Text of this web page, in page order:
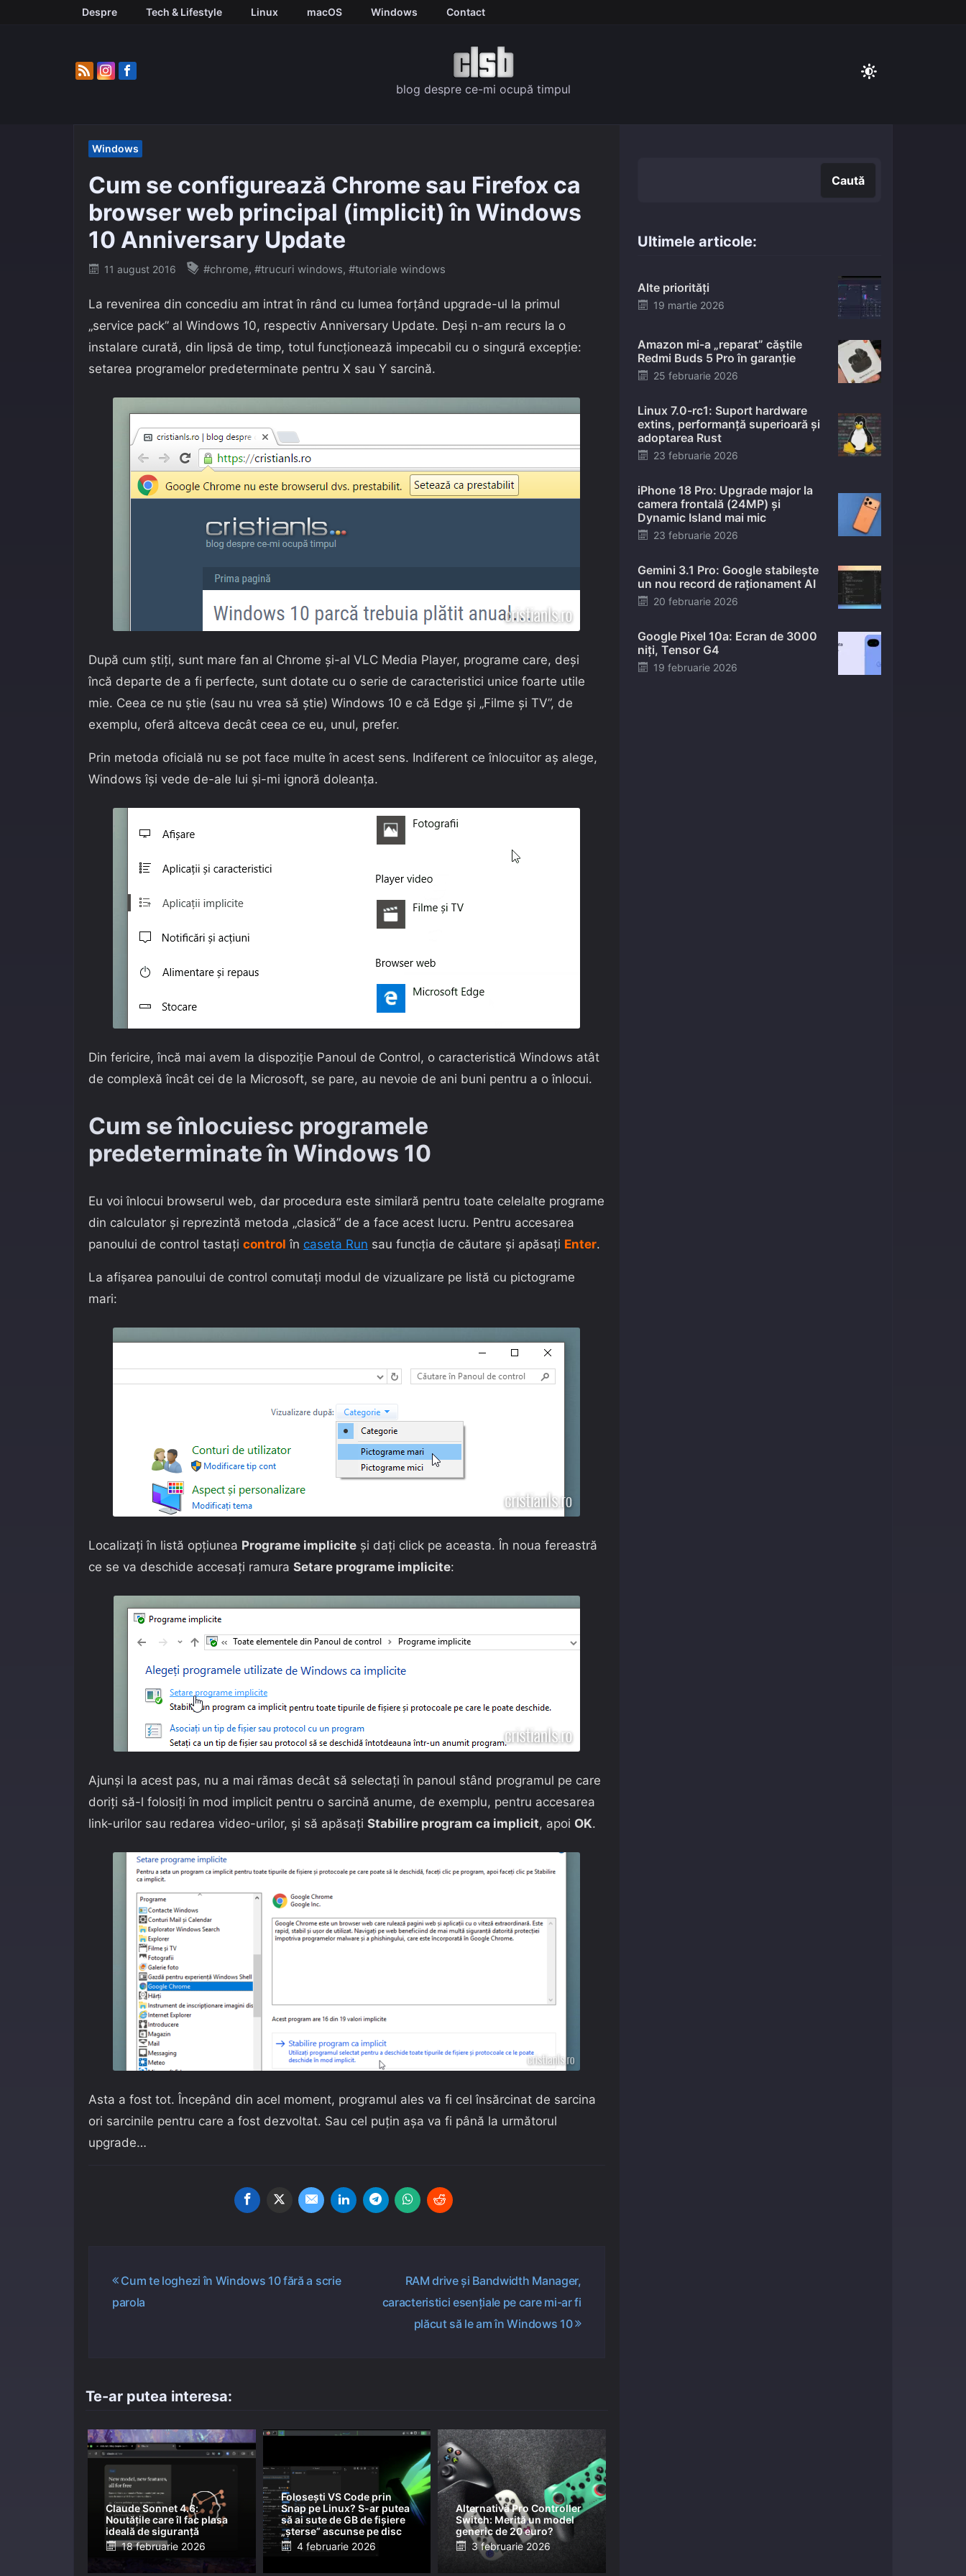
Despre Tech & Lifestyle Linux macOS Windows Contact
blog despre ce-mi ocupă timpul
Windows
Cum se configurează Chrome sau Firefox ca
browser web principal (implicit) în Windows
10 Anniversary Update
Posted
11 august 2016 #chrome, #trucuri windows, #tutoriale windows
La revenirea din concediu am intrat în rând cu lumea forțând upgrade-ul la primul
„service pack” al Windows 10, respectiv Anniversary Update. Deși n-am recurs la o
instalare curată, din lipsă de timp, totul funcționează impecabil cu o singură excepție:
setarea programelor predeterminate pentru X sau Y sarcină.
După cum știți, sunt mare fan al Chrome și-al VLC Media Player, programe care, deși
încă departe de a fi perfecte, sunt dotate cu o serie de caracteristici unice foarte utile
mie. Ceea ce nu știe (sau nu vrea să știe) Windows 10 e că Edge și „Filme și TV”, de
exemplu, oferă altceva decât ceea ce eu, unul, prefer.
Prin metoda oficială nu se pot face multe în acest sens. Indiferent ce înlocuitor aș alege,
Windows își vede de-ale lui și-mi ignoră doleanța.
Din fericire, încă mai avem la dispoziție Panoul de Control, o caracteristică Windows atât
de complexă încât cei de la Microsoft, se pare, au nevoie de ani buni pentru a o înlocui.
Cum se înlocuiesc programele
predeterminate în Windows 10
Eu voi înlocui browserul web, dar procedura este similară pentru toate celelalte programe
din calculator și reprezintă metoda „clasică” de a face acest lucru. Pentru accesarea
panoului de control tastați control în caseta Run sau funcția de căutare și apăsați Enter.
La afișarea panoului de control comutați modul de vizualizare pe listă cu pictograme
mari:
Localizați în listă opțiunea Programe implicite și dați click pe aceasta. În noua fereastră
ce se va deschide accesați ramura Setare programe implicite:
Ajunși la acest pas, nu a mai rămas decât să selectați în panoul stând programul pe care
doriți să-l folosiți în mod implicit pentru o sarcină anume, de exemplu, pentru accesarea
link-urilor sau redarea video-urilor, și să apăsați Stabilire program ca implicit, apoi OK.
Asta a fost tot. Începând din acel moment, programul ales va fi cel însărcinat de sarcina
ori sarcinile pentru care a fost dezvoltat. Sau cel puțin așa va fi până la următorul
upgrade…
Navigare
Cum te loghezi în Windows 10 fără a scrie
parola
RAM drive și Bandwidth Manager,
caracteristici esențiale pe care mi-ar fi
plăcut să le am în Windows 10
Te-ar putea interesa:
Claude Sonnet 4.6:
Noutățile care îl fac plasa
ideală de siguranță
Posted
18 februarie 2026
Folosești VS Code prin
Snap pe Linux? S-ar putea
să ai sute de GB de fișiere
„șterse” ascunse pe disc
Posted
4 februarie 2026
Alternativă Pro Controller
Switch: Merită un model
generic de 20 euro?
Posted
3 februarie 2026
Caută
Ultimele articole:
Alte priorități
Posted
19 martie 2026
Amazon mi-a „reparat” căștile
Redmi Buds 5 Pro în garanție
Posted
25 februarie 2026
Linux 7.0-rc1: Suport hardware
extins, performanță superioară și
adoptarea Rust
Posted
23 februarie 2026
iPhone 18 Pro: Upgrade major la
camera frontală (24MP) și
Dynamic Island mai mic
Posted
23 februarie 2026
Gemini 3.1 Pro: Google stabilește
un nou record de raționament AI
Posted
20 februarie 2026
Google Pixel 10a: Ecran de 3000
niți, Tensor G4
Posted
19 februarie 2026